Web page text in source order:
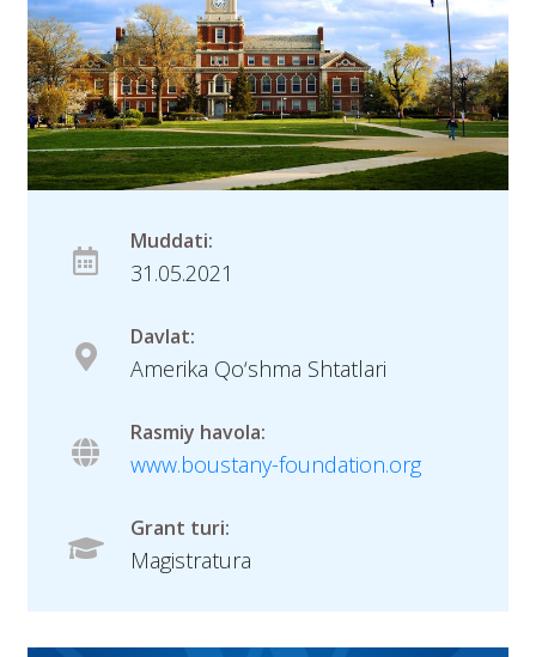
Muddati:
31.05.2021
Davlat:
Amerika Qo‘shma Shtatlari
Rasmiy havola:
www.boustany-foundation.org
Grant turi:
Magistratura